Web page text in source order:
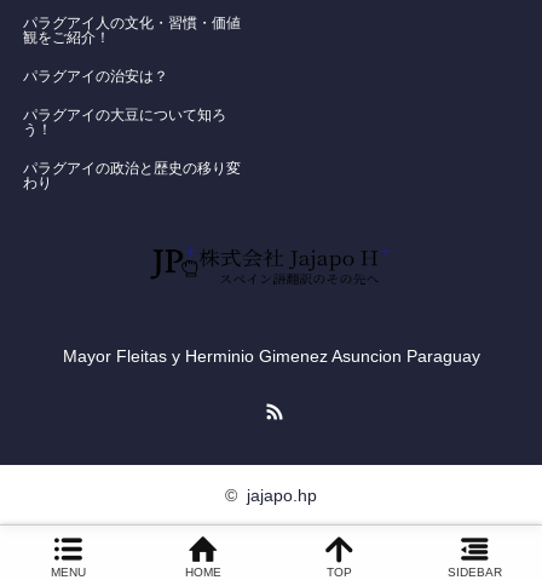
パラグアイ人の文化・習慣・価値
観をご紹介！
​パラグアイの治安は？
パラグアイの大豆について知ろ
う！
​パラグアイの政治と歴史の移り変
わり
Mayor Fleitas y Herminio Gimenez Asuncion Paraguay
MENU HOME TOP SIDEBAR
© jajapo.hp